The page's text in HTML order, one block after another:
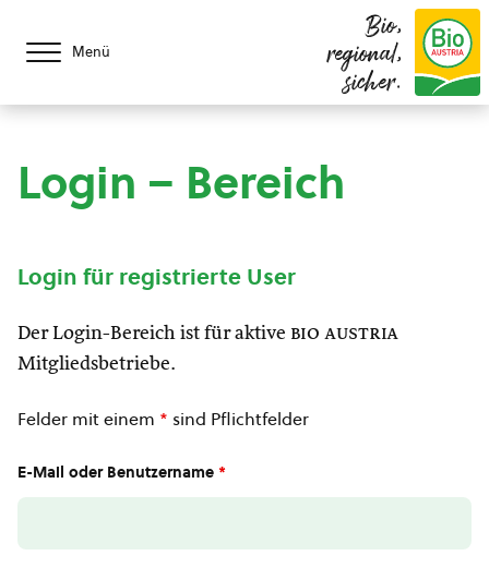
Menü
Bio,
regional,
sicher.
Login – Bereich
Login für registrierte User
Der Login-Bereich ist für aktive bio austria
Mitgliedsbetriebe.
Felder mit einem * sind Pflichtfelder
E-Mail oder Benutzername *